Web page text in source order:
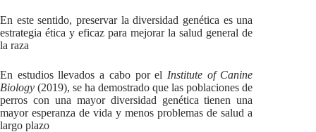
En este sentido, preservar la diversidad genética es una
estrategia ética y eficaz para mejorar la salud general de
la raza
En estudios llevados a cabo por el Institute of Canine
Biology (2019), se ha demostrado que las poblaciones de
perros con una mayor diversidad genética tienen una
mayor esperanza de vida y menos problemas de salud a
largo plazo